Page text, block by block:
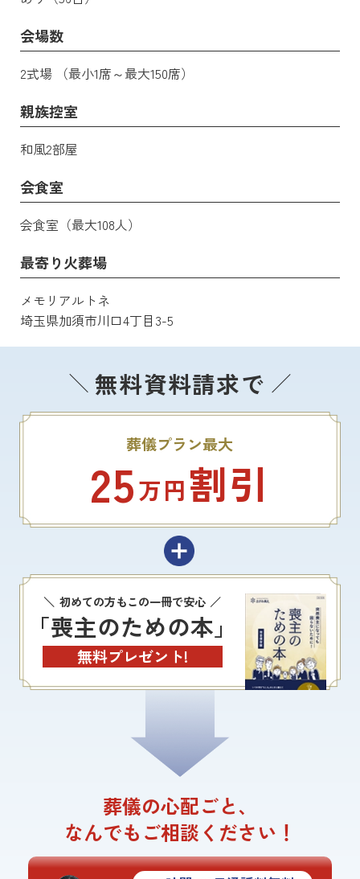
会場数
2式場 （最小1席～最大150席）
親族控室
和風2部屋
会食室
会食室（最大108人）
最寄り火葬場
メモリアルトネ
埼玉県加須市川口4丁目3-5
無料資料請求で
葬儀プラン最大
25万円割引
初めての方もこの一冊で安心
「喪主のための本」
無料プレゼント!
葬儀の心配ごと、
なんでもご相談ください！